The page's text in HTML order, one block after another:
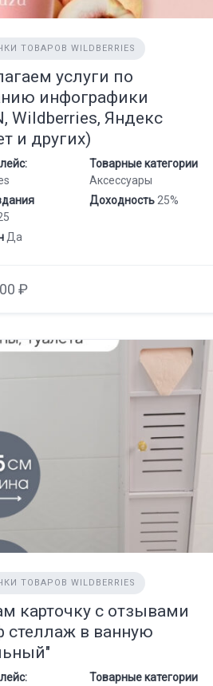
ТОВАРОВ WILDBERRIES
услуги по
инфографики
Wildberries, Яндекс
и других)
Товарные категории
Аксессуары
Доходность25%
Да
₽
ТОВАРОВ WILDBERRIES
карточку с отзывами
стеллаж в ванную
Товарные категории